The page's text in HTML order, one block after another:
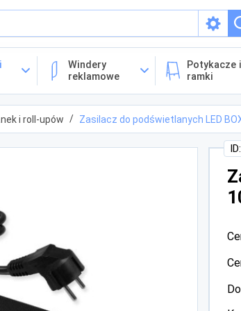
Windery
reklamowe
Potykacze i
ramki
i roll-upów Zasilacz do podświetlanych LED